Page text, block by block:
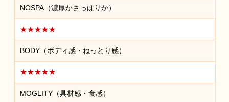
NOSPA（濃厚かさっぱりか）
★★★★★
BODY（ボディ感・ねっとり感）
★★★★★
MOGLITY（具材感・食感）